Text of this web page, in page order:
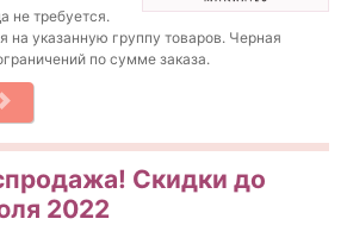
не требуется.
на указанную группу товаров. Черная
по сумме заказа.
Скидки до
2022